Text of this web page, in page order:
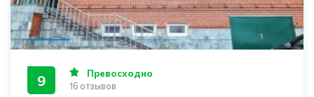
9 Превосходно
16 отзывов